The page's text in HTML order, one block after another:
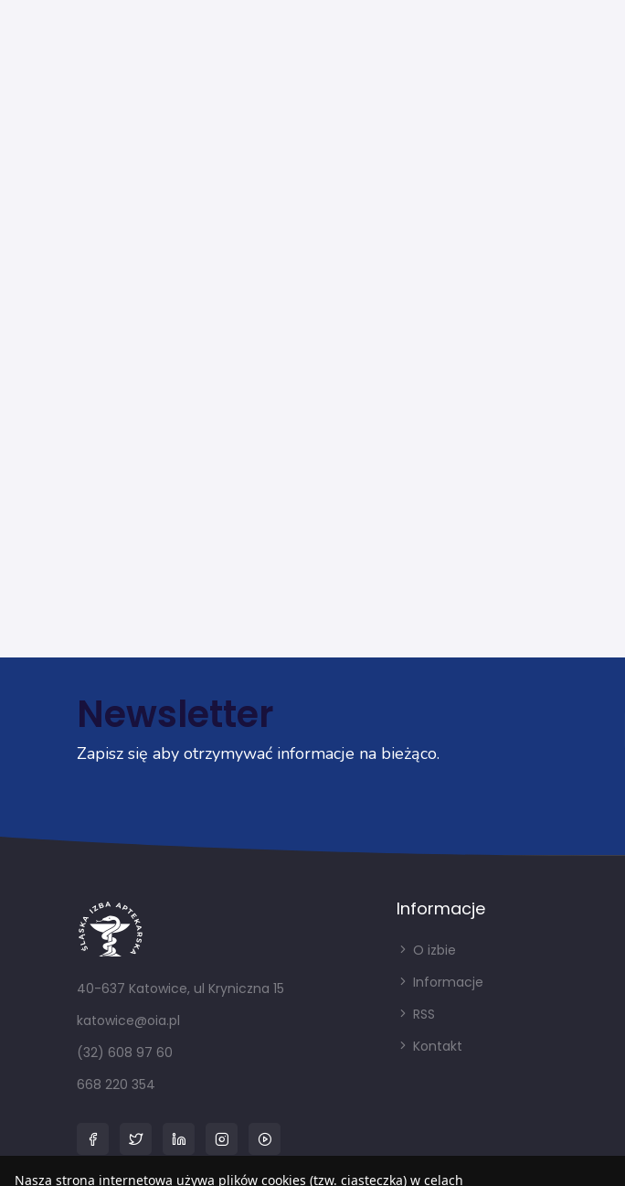
Newsletter
Zapisz się aby otrzymywać informacje na bieżąco.
40-637 Katowice, ul Kryniczna 15
katowice@oia.pl
(32) 608 97 60
668 220 354
Informacje
O izbie
Informacje
RSS
Kontakt
Nasza strona internetowa używa plików cookies (tzw. ciasteczka) w celach